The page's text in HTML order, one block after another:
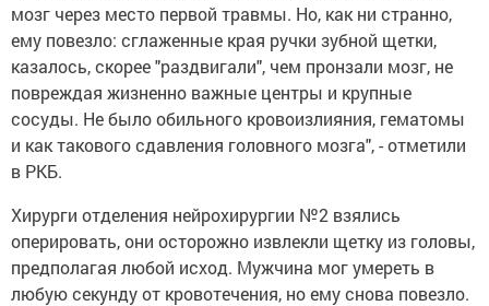
мозг через место первой травмы. Но, как ни странно,
ему повезло: сглаженные края ручки зубной щетки,
казалось, скорее "раздвигали", чем пронзали мозг, не
повреждая жизненно важные центры и крупные
сосуды. Не было обильного кровоизлияния, гематомы
и как такового сдавления головного мозга", - отметили
в РКБ.
Хирурги отделения нейрохирургии №2 взялись
оперировать, они осторожно извлекли щетку из головы,
предполагая любой исход. Мужчина мог умереть в
любую секунду от кровотечения, но ему снова повезло.